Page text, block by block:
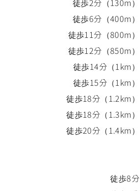
徒歩2分 （130m）
徒歩6分 （400m）
徒歩11分 （800m）
徒歩12分 （850m）
徒歩14分（1km）
徒歩15分（1km）
徒歩18分 （1.2km）
徒歩18分 （1.3km）
徒歩20分 （1.4km）
徒歩8分